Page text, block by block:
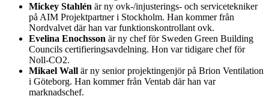
Mickey Stahlén är ny ovk-/injusterings- och servicetekniker
på AIM Projektpartner i Stockholm. Han kommer från
Nordvalvet där han var funktionskontrollant ovk.
Evelina Enochsson är ny chef för Sweden Green Building
Councils certifieringsavdelning. Hon var tidigare chef för
Noll-CO2.
Mikael Wall är ny senior projektingenjör på Brion Ventilation
i Göteborg. Han kommer från Ventab där han var
marknadschef.